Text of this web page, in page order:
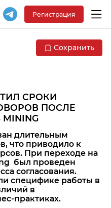
Регистрация
Сохранить
СРОКИ
ПОСЛЕ
длительным
что приводило к
При переходе на
был проведен
согласования.
специфике работы в
в
практиках.